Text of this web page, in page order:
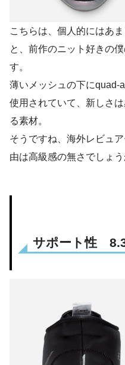
こちらは、個人的にはあ
と、前作のニット好きの
す。
薄いメッシュの下にquad-
使用されていて、新しさ
る素材。
そうですね、海外レビュ
由は高級感の無さでしょう
サポート性